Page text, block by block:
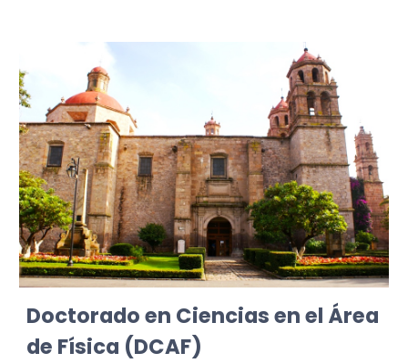
Doctorado en Ciencias en el Área
de Física (DCAF)